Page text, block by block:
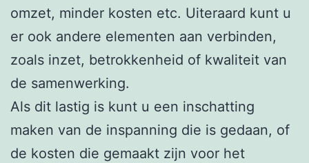
omzet, minder kosten etc. Uiteraard kunt u
er ook andere elementen aan verbinden,
zoals inzet, betrokkenheid of kwaliteit van
de samenwerking.
Als dit lastig is kunt u een inschatting
maken van de inspanning die is gedaan, of
de kosten die gemaakt zijn voor het